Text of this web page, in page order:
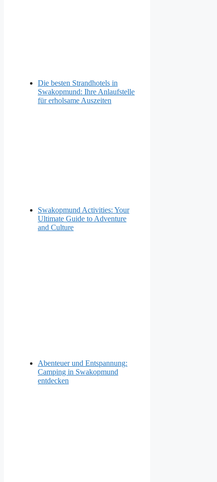
Die besten Strandhotels in
Swakopmund: Ihre Anlaufstelle
für erholsame Auszeiten
Swakopmund Activities: Your
Ultimate Guide to Adventure
and Culture
Abenteuer und Entspannung:
Camping in Swakopmund
entdecken